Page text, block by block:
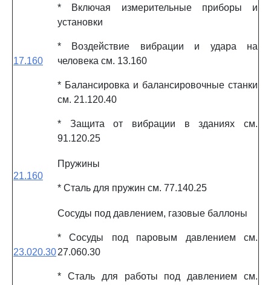
17.160
* Включая измерительные приборы и
установки
* Воздействие вибрации и удара на
человека см. 13.160
* Балансировка и балансировочные станки
см. 21.120.40
* Защита от вибрации в зданиях см.
91.120.25
21.160
Пружины
* Сталь для пружин см. 77.140.25
23.020.30
Сосуды под давлением, газовые баллоны
* Сосуды под паровым давлением см.
27.060.30
* Сталь для работы под давлением см.